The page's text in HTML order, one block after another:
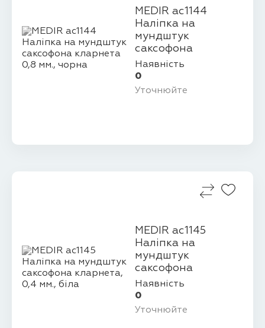
MEDIR ac1144
Наліпка на
мундштук
саксофона
кларнета 0,8 мм.,
чорна
Наявність
0
Уточнюйте
MEDIR ac1145
Наліпка на
мундштук
саксофона
кларнета, 0,4 мм.,
біла
Наявність
0
Уточнюйте